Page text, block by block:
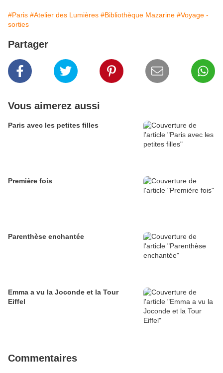
#Paris #Atelier des Lumières #Bibliothèque Mazarine #Voyage -
sorties
Partager
Vous aimerez aussi
Paris avec les petites filles
Première fois
Parenthèse enchantée
Emma a vu la Joconde et la Tour
Eiffel
Commentaires